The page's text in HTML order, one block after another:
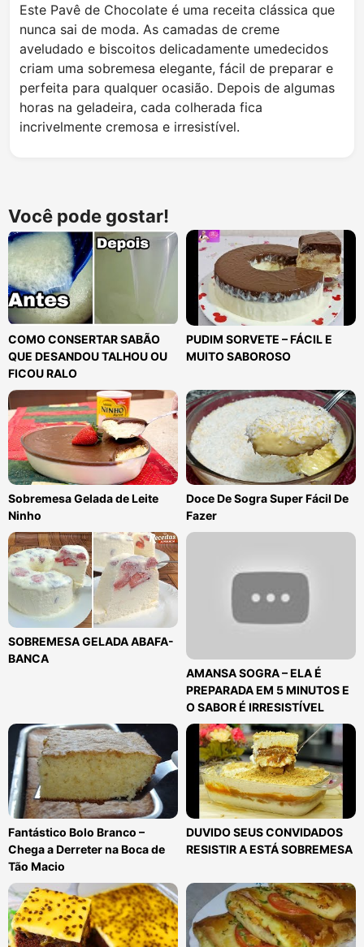
Este Pavê de Chocolate é uma receita clássica que
nunca sai de moda. As camadas de creme
aveludado e biscoitos delicadamente umedecidos
criam uma sobremesa elegante, fácil de preparar e
perfeita para qualquer ocasião. Depois de algumas
horas na geladeira, cada colherada fica
incrivelmente cremosa e irresistível.
Você pode gostar!
COMO CONSERTAR SABÃO
QUE DESANDOU TALHOU OU
FICOU RALO
PUDIM SORVETE – FÁCIL E
MUITO SABOROSO
Sobremesa Gelada de Leite
Ninho
Doce De Sogra Super Fácil De
Fazer
SOBREMESA GELADA ABAFA-
BANCA
AMANSA SOGRA – ELA É
PREPARADA EM 5 MINUTOS E
O SABOR É IRRESISTÍVEL
Fantástico Bolo Branco –
Chega a Derreter na Boca de
Tão Macio
DUVIDO SEUS CONVIDADOS
RESISTIR A ESTÁ SOBREMESA